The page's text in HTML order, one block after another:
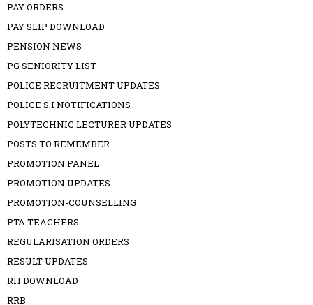
PAY ORDERS
PAY SLIP DOWNLOAD
PENSION NEWS
PG SENIORITY LIST
POLICE RECRUITMENT UPDATES
POLICE S.I NOTIFICATIONS
POLYTECHNIC LECTURER UPDATES
POSTS TO REMEMBER
PROMOTION PANEL
PROMOTION UPDATES
PROMOTION-COUNSELLING
PTA TEACHERS
REGULARISATION ORDERS
RESULT UPDATES
RH DOWNLOAD
RRB